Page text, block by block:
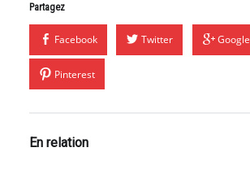
Partagez
Facebook Twitter Google
Pinterest
En relation